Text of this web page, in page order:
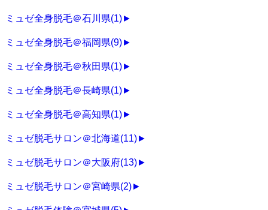
ミュゼ全身脱毛＠石川県(1)►
ミュゼ全身脱毛＠福岡県(9)►
ミュゼ全身脱毛＠秋田県(1)►
ミュゼ全身脱毛＠長崎県(1)►
ミュゼ全身脱毛＠高知県(1)►
ミュゼ脱毛サロン＠北海道(11)►
ミュゼ脱毛サロン＠大阪府(13)►
ミュゼ脱毛サロン＠宮崎県(2)►